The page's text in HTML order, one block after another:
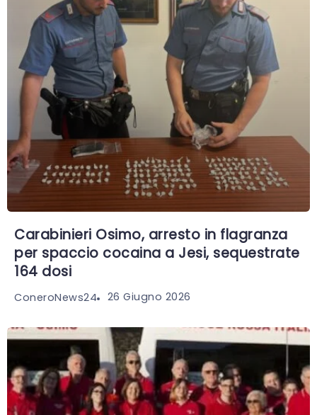
Carabinieri Osimo, arresto in flagranza
per spaccio cocaina a Jesi, sequestrate
164 dosi
ConeroNews24 26 Giugno 2026